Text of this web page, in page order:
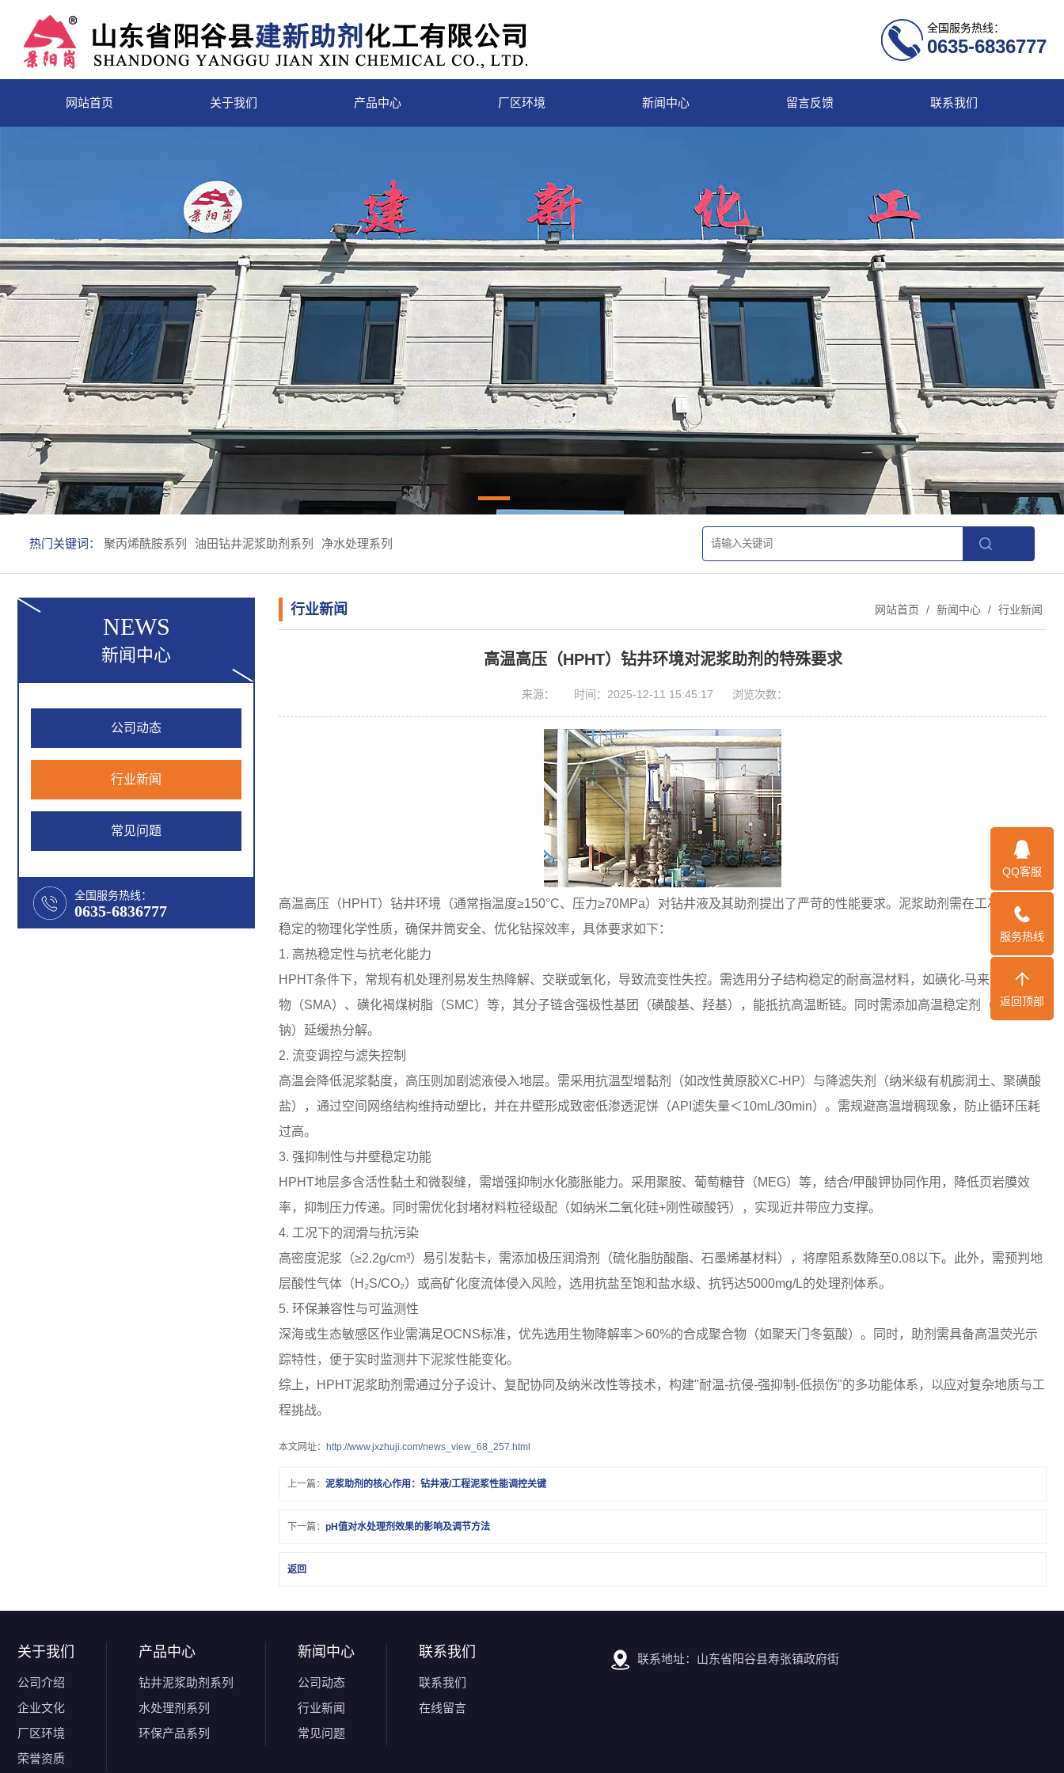
全国服务热线：
0635-6836777
网站首页 关于我们 产品中心 厂区环境 新闻中心 留言反馈 联系我们
热门关键词： 聚丙烯酰胺系列 油田钻井泥浆助剂系列 净水处理系列
NEWS
新闻中心
公司动态
行业新闻
常见问题
全国服务热线：
0635-6836777
行业新闻 网站首页 / 新闻中心 / 行业新闻
高温高压（HPHT）钻井环境对泥浆助剂的特殊要求
来源： 时间：2025-12-11 15:45:17 浏览次数：
高温高压（HPHT）钻井环境（通常指温度≥150°C、压力≥70MPa）对钻井液及其助剂提出了严苛的性能要求。泥浆助剂需在工况下维持
稳定的物理化学性质，确保井筒安全、优化钻探效率，具体要求如下：
1. 高热稳定性与抗老化能力
HPHT条件下，常规有机处理剂易发生热降解、交联或氧化，导致流变性失控。需选用分子结构稳定的耐高温材料，如磺化-马来酸酐共聚
物（SMA）、磺化褐煤树脂（SMC）等，其分子链含强极性基团（磺酸基、羟基），能抵抗高温断链。同时需添加高温稳定剂（如硫酸
钠）延缓热分解。
2. 流变调控与滤失控制
高温会降低泥浆黏度，高压则加剧滤液侵入地层。需采用抗温型增黏剂（如改性黄原胶XC-HP）与降滤失剂（纳米级有机膨润土、聚磺酸
盐），通过空间网络结构维持动塑比，并在井壁形成致密低渗透泥饼（API滤失量＜10mL/30min）。需规避高温增稠现象，防止循环压耗
过高。
3. 强抑制性与井壁稳定功能
HPHT地层多含活性黏土和微裂缝，需增强抑制水化膨胀能力。采用聚胺、葡萄糖苷（MEG）等，结合/甲酸钾协同作用，降低页岩膜效
率，抑制压力传递。同时需优化封堵材料粒径级配（如纳米二氧化硅+刚性碳酸钙），实现近井带应力支撑。
4. 工况下的润滑与抗污染
高密度泥浆（≥2.2g/cm³）易引发黏卡，需添加极压润滑剂（硫化脂肪酸酯、石墨烯基材料），将摩阻系数降至0.08以下。此外，需预判地
层酸性气体（H₂S/CO₂）或高矿化度流体侵入风险，选用抗盐至饱和盐水级、抗钙达5000mg/L的处理剂体系。
5. 环保兼容性与可监测性
深海或生态敏感区作业需满足OCNS标准，优先选用生物降解率＞60%的合成聚合物（如聚天门冬氨酸）。同时，助剂需具备高温荧光示
踪特性，便于实时监测井下泥浆性能变化。
综上，HPHT泥浆助剂需通过分子设计、复配协同及纳米改性等技术，构建"耐温-抗侵-强抑制-低损伤"的多功能体系，以应对复杂地质与工
程挑战。
本文网址： http://www.jxzhuji.com/news_view_68_257.html
上一篇： 泥浆助剂的核心作用：钻井液/工程泥浆性能调控关键
下一篇： pH值对水处理剂效果的影响及调节方法
返回
关于我们
公司介绍
企业文化
厂区环境
荣誉资质
产品中心
钻井泥浆助剂系列
水处理剂系列
环保产品系列
新闻中心
公司动态
行业新闻
常见问题
联系我们
联系我们
在线留言
联系地址：山东省阳谷县寿张镇政府街
QQ客服
服务热线
返回顶部